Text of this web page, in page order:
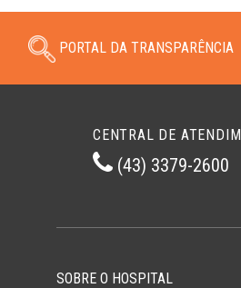
PORTAL DA TRANSPARÊNCIA
CENTRAL DE
(43) 3379-2600
SOBRE O HOSPITAL